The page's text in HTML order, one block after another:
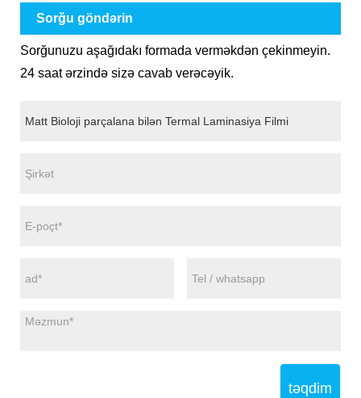
Sorğu göndərin
Sorğunuzu aşağıdakı formada verməkdən çekinmeyin.
24 saat ərzində sizə cavab verəcəyik.
təqdim